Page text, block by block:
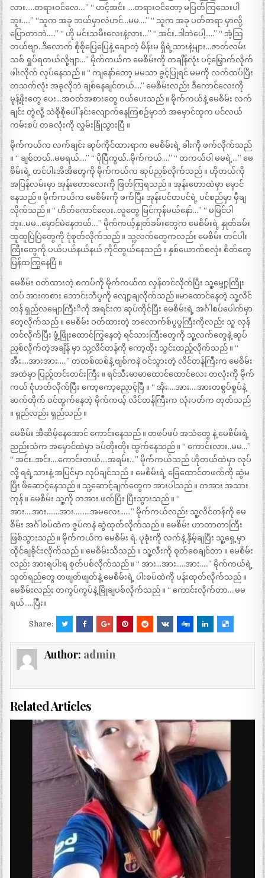
လား…..တရားဝင်လေ….” “ ဟင့်အင်း ….တရားဝင်တော့ မပြတ်ကြသေးပါ
ဘူး…..” “သူက အခု ဘယ်မှာလဲဟင်…မမ….” “ သူက အခု ပတ်တရာ မှာလို့
ပြောတာဘဲ…..” “ ဟို မင်းသမီးလေးနဲ့လား…” “ အင်း..ဒါဘဲပေါ့…..” “ အံ့သြ
တယ်ဗျာ..ဒီလောက် စိုစိုပြေပြေနဲ့ ချောတဲ့ မိန်းမ ရှိရဲ့သားနဲ့များ…ဇာတ်လမ်း
သစ် ရှုပ်ရတယ်လို့ဗျာ…” မိုက်ကယ်က မေစိမ်းကို တချိန်လုံး ပင့်မြှောက်လိုက်
ဖါးလိုက် လုပ်နေသည် ။ “ ကျနော်တော့ မမသာ ခွင့်ပြုရင် မမကို လက်ထပ်ပြီး
တသက်လုံး အခုလိုဘဲ ချစ်နေချင်တယ်….” မေစိမ်းလည်း ဒီကောင်လေးကို
မုန့်ဖိုးတွေ ပေး…အဝတ်အစားတွေ ဝယ်ပေးသည် ။ မိုက်ကယ်နဲ့ မေစိမ်း လက်
ချင်း တွဲလို့ သဲစိုစိုပေါ် နင်းလျောက်နေကြစဉ်မှာဘဲ အမှောင်ထုက ပင်လယ်
ကမ်းစပ် တခလုံးကို လွှမ်းခြုံသွားပြီ ။
မိုက်ကယ်က လက်ချင်း ဆုပ်ကိုင်ထားရာက မေစိမ်းရဲ့ ခါးကို ဖက်လိုက်သည်
။ “ ချစ်တယ်..မမရယ်….” “ ပိုပြီကွယ်..မိုက်ကယ်….” “ တကယ်ပါ မမရဲ့…” မေ
စိမ်းရဲ့ တင်ပါးအိအိတွေကို မိုက်ကယ်က ဆုပ်ညှစ်လိုက်သည် ။ ဟိုတယ်ကို
အပြန်လမ်းမှာ အုန်းတောလေးကို ဖြတ်ကြရသည် ။ အုန်းတောထဲမှာ မှောင်
နေသည် ။ မိုက်ကယ်က မေစိမ်းကို ဖက်ပြီး အုန်းပင်တပင်ရဲ့ ပင်စည်မှာ မှီချ
လိုက်သည် ။ “ ဟိတ်ကောင်လေး..လူတွေ မြင်ကုန်မယ်နော်…” “ မမြင်ပါ
ဘူး..မမ…မှောင်မဲနေတယ်….” မိုက်ကယ့်နှုတ်ခမ်းတွေက မေစိမ်းရဲ့ နှုတ်ခမ်း
ထူထူပြဲပြဲတွေကို ငုံစုတ်လိုက်သည် ။ သူ့လက်တွေကလည်း မေစိမ်း တင်ပါး
ကြီးတွေကို ပယ်ပယ်နယ်နယ် ကိုင်တွယ်နေသည် ။ နှစ်ယောက်စလုံး စိတ်တွေ
ပြန်ထကြွနေပြီ ။
မေစိမ်း ဝတ်ထားတဲ့ စကပ်ကို မိုက်ကယ်က လှန်တင်လိုက်ပြီး သူ့မျှော့ကြိုး
တပ် အားကစား ဘောင်းဘီပွကို လျော့ချလိုက်သည် ။မာထောင်နေတဲ့ သူ့လိင်
တန် ရှည်လမျောကြီးိကို အရင်းက ဆုပ်ကိုင်ပြီး မေစိမ်းရဲ့ အင်္ဂါစပ်ပေါက်မှာ
တေ့လိုက်သည် ။ မေစိမ်း ဝတ်ထားတဲ့ ဘလောက်စ်ပွပွကြီးကိုလည်း သူ လှန်
တင်လိုက်ပြီး ဖွံ့ဖြိုးထောင်ကြွနေတဲ့ ရင်သားကြီးတွေကို သူ့လက်တွေနဲ့ ဆုပ်
ညှစ်လိုက်တဲ့အချိန် မှာ သူ့လိင်တန်ကို ကော့ထိုး သွင်းထည့်လိုက်သည် ။ “
အီး….အားအား…..” တထစ်ထစ်နဲ့ ဗျစ်ကနဲ ဝင်သွားတဲ့ လိင်တန်ကြီးက မေစိမ်း
အထဲမှာ ပြည့်တင်းတင်းကြီး ။ ရင်သီးမာမာထောင်ထောင်လေး တလုံးကို မိုက်
ကယ် ငုံဟတ်လိုက်ပြီး ကော့ကော့ညှောင့်ပြီ ။ “ အိုး….အား….အားတစွပ်စွပ်နဲ့
ဆက်တိုက် ဝင်ထွက်နေတဲ့ မိုက်ကယ့် လိင်တန်ကြီးက လုံးပတ်က တုတ်သည်
။ ရှည်လည်း ရှည်သည် ။
မေစိမ်း အီဆိမ့်နေအောင် ကောင်းနေသည် ။ တဖပ်ဖပ် အသံတွေ နဲ့ မေစိမ်းရဲ့
ညည်းသံက အမှောင်ထဲမှာ ခပ်တိုးတိုး ထွက်နေသည် ။ “ ကောင်းလား..မမ…”
“ အင်း..အင်း….ကောင်းတယ်….အရမ်း…” မိုက်ကယ်သည် ဟိုတယ်ထဲမှာ လုပ်
လို့ ရရဲ့သားနဲ့ အပြင်မှာ လုပ်ချင်သည် ။ မေစိမ်းရဲ့ ခြေထောင်တဖက်ကို ဆွဲမ
ပြီး ဖိဆောင့်နေသည် ။ သူ့ဆောင့်ချက်တွေက အားပါသည် ။ တအား အသား
ကုန် ။ မေစိမ်း သူ့ကို တအား ဖက်ပြီး ပြီးသွားသည် ။ “
အား….အား…….အား………အမလေး……” မိုက်ကယ်လည်း သူ့လိင်တန်ကို မေ
စိမ်း အင်္ဂါစပ်ထဲက ဇွပ်ကနဲ ဆွဲထုတ်လိုက်သည် ။ မေစိမ်း ဟာတာတာကြီး
ဖြစ်သွားသည် ။ မိုက်ကယ်က မေစိမ်း ရဲ. ပုခုံးကို လက်နဲ့ နှိမ့်ချပြီး သူ့ရှေ့မှာ
ထိုင်ချခိုင်းလိုက်သည် ။ မေစိမ်းသိသည် ။ သူ့လီးကို စုတ်စေချင်တာ ။ မေစိမ်း
လည်း အားရပါးရ စုတ်ပစ်လိုက်သည် ။ “ အား…အား…..အား…..” မိုက်ကယ်ရဲ့
သုတ်ရည်တွေ တဖျတ်ဖျတ်နဲ့ မေစိမ်းရဲ့ ပါးစပ်ထဲကို ပန်းထုတ်လိုက်သည် ။
မေစိမ်းလည်း တကွပ်ကွပ်နဲ့ မြိုချပစ်လိုက်သည် ။ “ ကောင်းလိုက်တာ….မမ
ရယ်…..ပြီး။
Share:
Author: admin
Related Articles